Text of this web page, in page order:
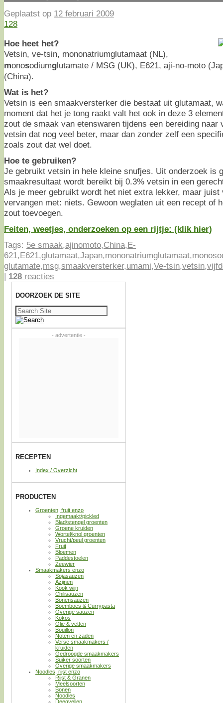
Geplaatst op 12 februari 2009
128
Hoe heet het?
Vetsin, ve-tsin, mononatriumglutamaat (NL),
monosodiumglutamate / MSG (UK), E621, aji-no-moto
(China).
Wat is het?
Vetsin is een smaakversterker die bestaat uit glutamaat,
moment dat het je tong raakt valt het ook in deze 3
zout de smaak van etenswaren tijdens een bereiding naar
vetsin dat nog veel beter, maar dan zonder zelf een
zoals zout dat wel doet.
Hoe te gebruiken?
Je gebruikt vetsin in hele kleine snufjes. Uit onderzoek is
smaakresultaat wordt bereikt bij 0.3% vetsin in een
Als je meer gebruikt wordt het niet extra lekker, maar juist
vervangen met: niets. Gewoon weglaten uit een recept of
zout toevoegen.
Feiten, weetjes, onderzoeken op een rijtje: (klik hier)
Tags: 5e smaak,ajinomoto,China,E-
621,E621,glutamaat,Japan,mononatriumglutamaat,
glutamate,msg,smaakversterker,umami,Ve-tsin,vetsin,
| 128 reacties
DOORZOEK DE SITE
Zoeken
naar:
- advertentie -
RECEPTEN
Index / Overzicht
PRODUCTEN
Groenten, fruit enzo
Ingemaakt/pickled
Blad/stengel groenten
Groene kruiden
Wortel/knol groenten
Vrucht/peul groenten
Fruit
Bloemen
Paddestoelen
Zeewier
Smaakmakers enzo
Sojasauzen
Azijnen
Kook wijn
Chilisauzen
Bonensauzen
Boemboes & Currypasta
Overige sauzen
Kokos
Olie & vetten
Bouillon
Noten en zaden
Verse smaakmakers /
kruiden
Gedroogde smaakmakers
Suiker soorten
Overige smaakmakers
Noodles, rijst enzo
Rijst & Granen
Meelsoorten
Bonen
Noodles
Deegvellen